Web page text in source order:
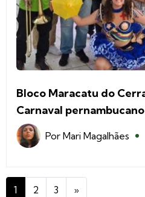
Bloco Maracatu do
Carnaval
Por Mari Magalhães
1 2 3 »